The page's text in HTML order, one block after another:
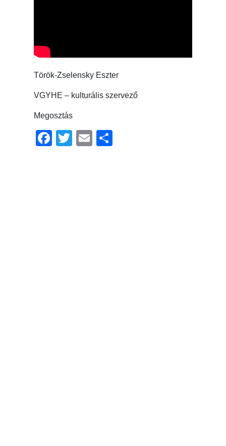
Török-Zselensky Eszter
VGYHE – kulturális szervező
Megosztás
Facebook
TwitterEmail